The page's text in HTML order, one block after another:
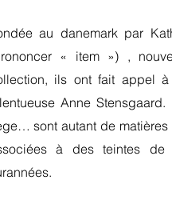
au danemark par
« item ») ,
ils ont fait appel
Anne
sont autant de matières
à des teintes de